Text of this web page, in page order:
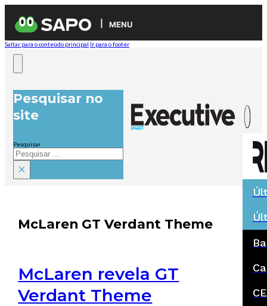
MENU
Saltar para o conteúdo principal Ir para o footer
Pesquisar no
site
Pesquisar
×
McLaren GT Verdant Theme
McLaren revela GT
Verdant Theme